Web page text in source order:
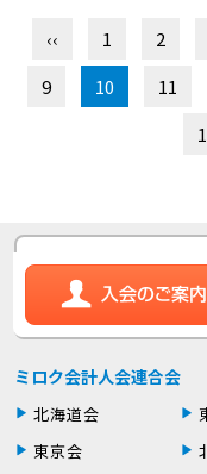
‹‹ 1 2
9
10 11
ミロク会計人会連合会
北海道会
東京会